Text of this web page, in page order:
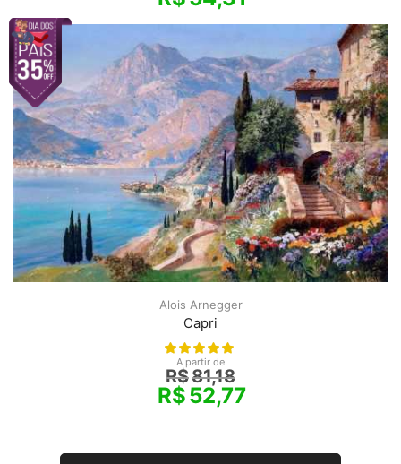
Alois Arnegger
Capri
A partir de
R$81,18
R$52,77